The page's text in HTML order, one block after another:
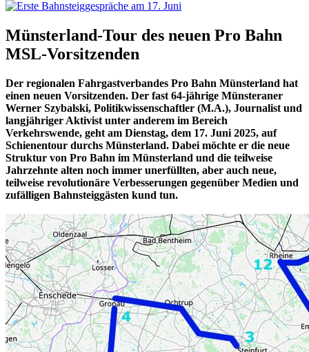
Münsterland-Tour des neuen Pro Bahn
MSL-Vorsitzenden
Der regionalen Fahrgastverbandes Pro Bahn Münsterland hat
einen neuen Vorsitzenden. Der fast 64-jährige Münsteraner
Werner Szybalski, Politikwissenschaftler (M.A.), Journalist und
langjähriger Aktivist unter anderem im Bereich
Verkehrswende, geht am Dienstag, dem 17. Juni 2025, auf
Schienentour durchs Münsterland. Dabei möchte er die neue
Struktur von Pro Bahn im Münsterland und die teilweise
Jahrzehnte alten noch immer unerfüllten, aber auch neue,
teilweise revolutionäre Verbesserungen gegenüber Medien und
zufälligen Bahnsteiggästen kund tun.